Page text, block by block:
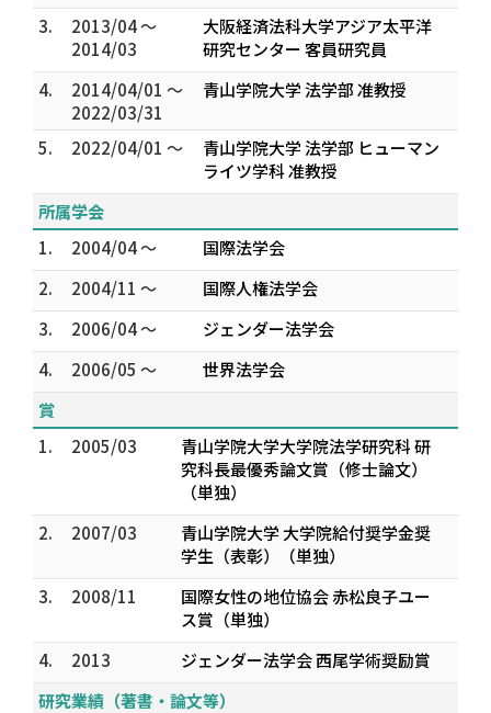
3.
2013/04 ～
2014/03
大阪経済法科大学アジア太平洋
研究センター 客員研究員
4.
2014/04/01 ～
2022/03/31
青山学院大学 法学部 准教授
5. 2022/04/01 ～
青山学院大学 法学部 ヒューマン
ライツ学科 准教授
所属学会
1.
2004/04 ～
国際法学会
2.
2004/11 ～
国際人権法学会
3.
2006/04 ～
ジェンダー法学会
4.
2006/05 ～
世界法学会
賞
1.
2005/03
青山学院大学大学院法学研究科 研
究科長最優秀論文賞（修士論文）
（単独）
2.
2007/03
青山学院大学 大学院給付奨学金奨
学生（表彰）（単独）
3.
2008/11
国際女性の地位協会 赤松良子ユー
ス賞（単独）
4.
2013
ジェンダー法学会 西尾学術奨励賞
研究業績（著書・論文等）